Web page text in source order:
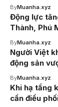
ByMuanha.xyz
Động lực
Thành, Phú
ByMuanha.xyz
Người Việt
động sản
ByMuanha.xyz
Khi hạ tầng
cần điều